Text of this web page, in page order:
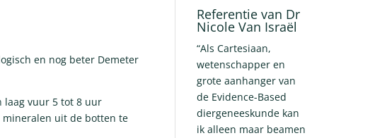
en nog beter Demeter
laag vuur 5 tot 8 uur
mineralen uit de botten te
Referentie van Dr
Nicole Van Israël
“Als Cartesiaan,
wetenschapper en
grote aanhanger van
de Evidence-Based
diergeneeskunde kan
ik alleen maar beamen